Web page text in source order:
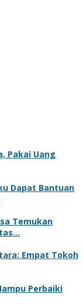
Pakai Uang
Dapat Bantuan
Temukan
Empat Tokoh
Perbaiki